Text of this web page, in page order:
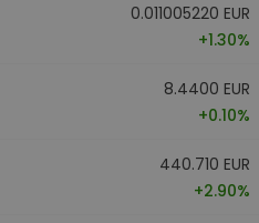
0.011005220 EUR
+1.30%
8.4400 EUR
+0.10%
440.710 EUR
+2.90%